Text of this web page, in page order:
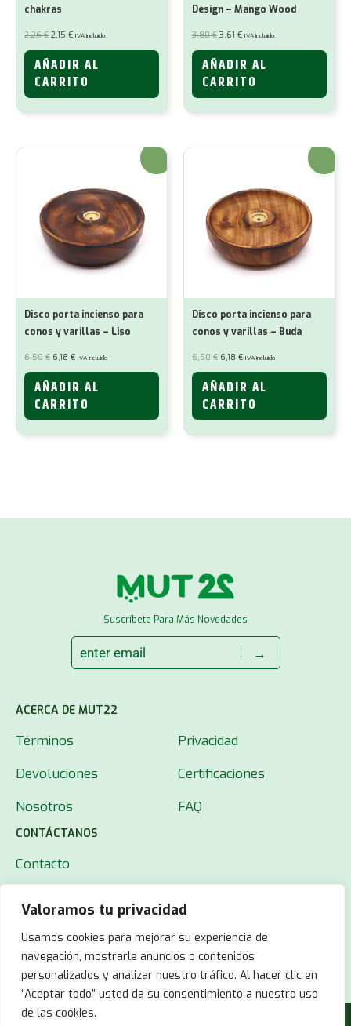
Valoramos tu privacidad
Usamos cookies para mejorar su experiencia de
navegación, mostrarle anuncios o contenidos
personalizados y analizar nuestro tráfico. Al hacer clic en
“Aceptar todo” usted da su consentimiento a nuestro uso
de las cookies.
chakras
2,26€ El
precio
original
era:
2,26 €.
2,15 €El
actual
es:
2,15 €.
IVA incluido
AÑADIR AL
CARRITO
Design – Mango Wood
3,80€ El
precio
original
era:
3,80 €.
3,61 €El
actual
es:
3,61 €.
IVA incluido
AÑADIR AL
CARRITO
¡Oferta!
Disco porta incienso para
conos y varillas – Liso
6,50€ El
precio
original
6,50 €.
6,18 €El
actual
6,18 €.
IVA incluido
AÑADIR AL
CARRITO
¡Oferta!
Disco porta incienso para
conos y varillas – Buda
6,50€ El
precio
original
6,50 €.
6,18 €El
actual
6,18 €.
IVA incluido
AÑADIR AL
CARRITO
Suscríbete Para Más Novedades
→
ACERCA DE MUT22
Términos
Privacidad
Devoluciones
Certificaciones
Nosotros
FAQ
CONTÁCTANOS
Contacto